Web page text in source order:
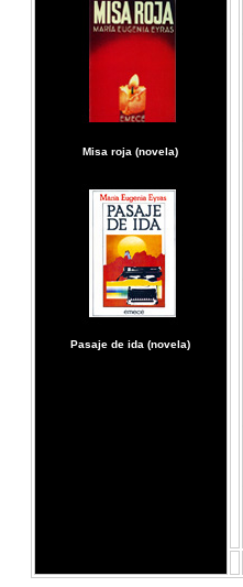
Misa roja (novela)
Pasaje de ida (novela)